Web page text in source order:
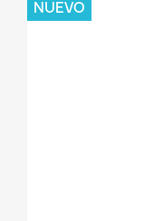
NUEVO